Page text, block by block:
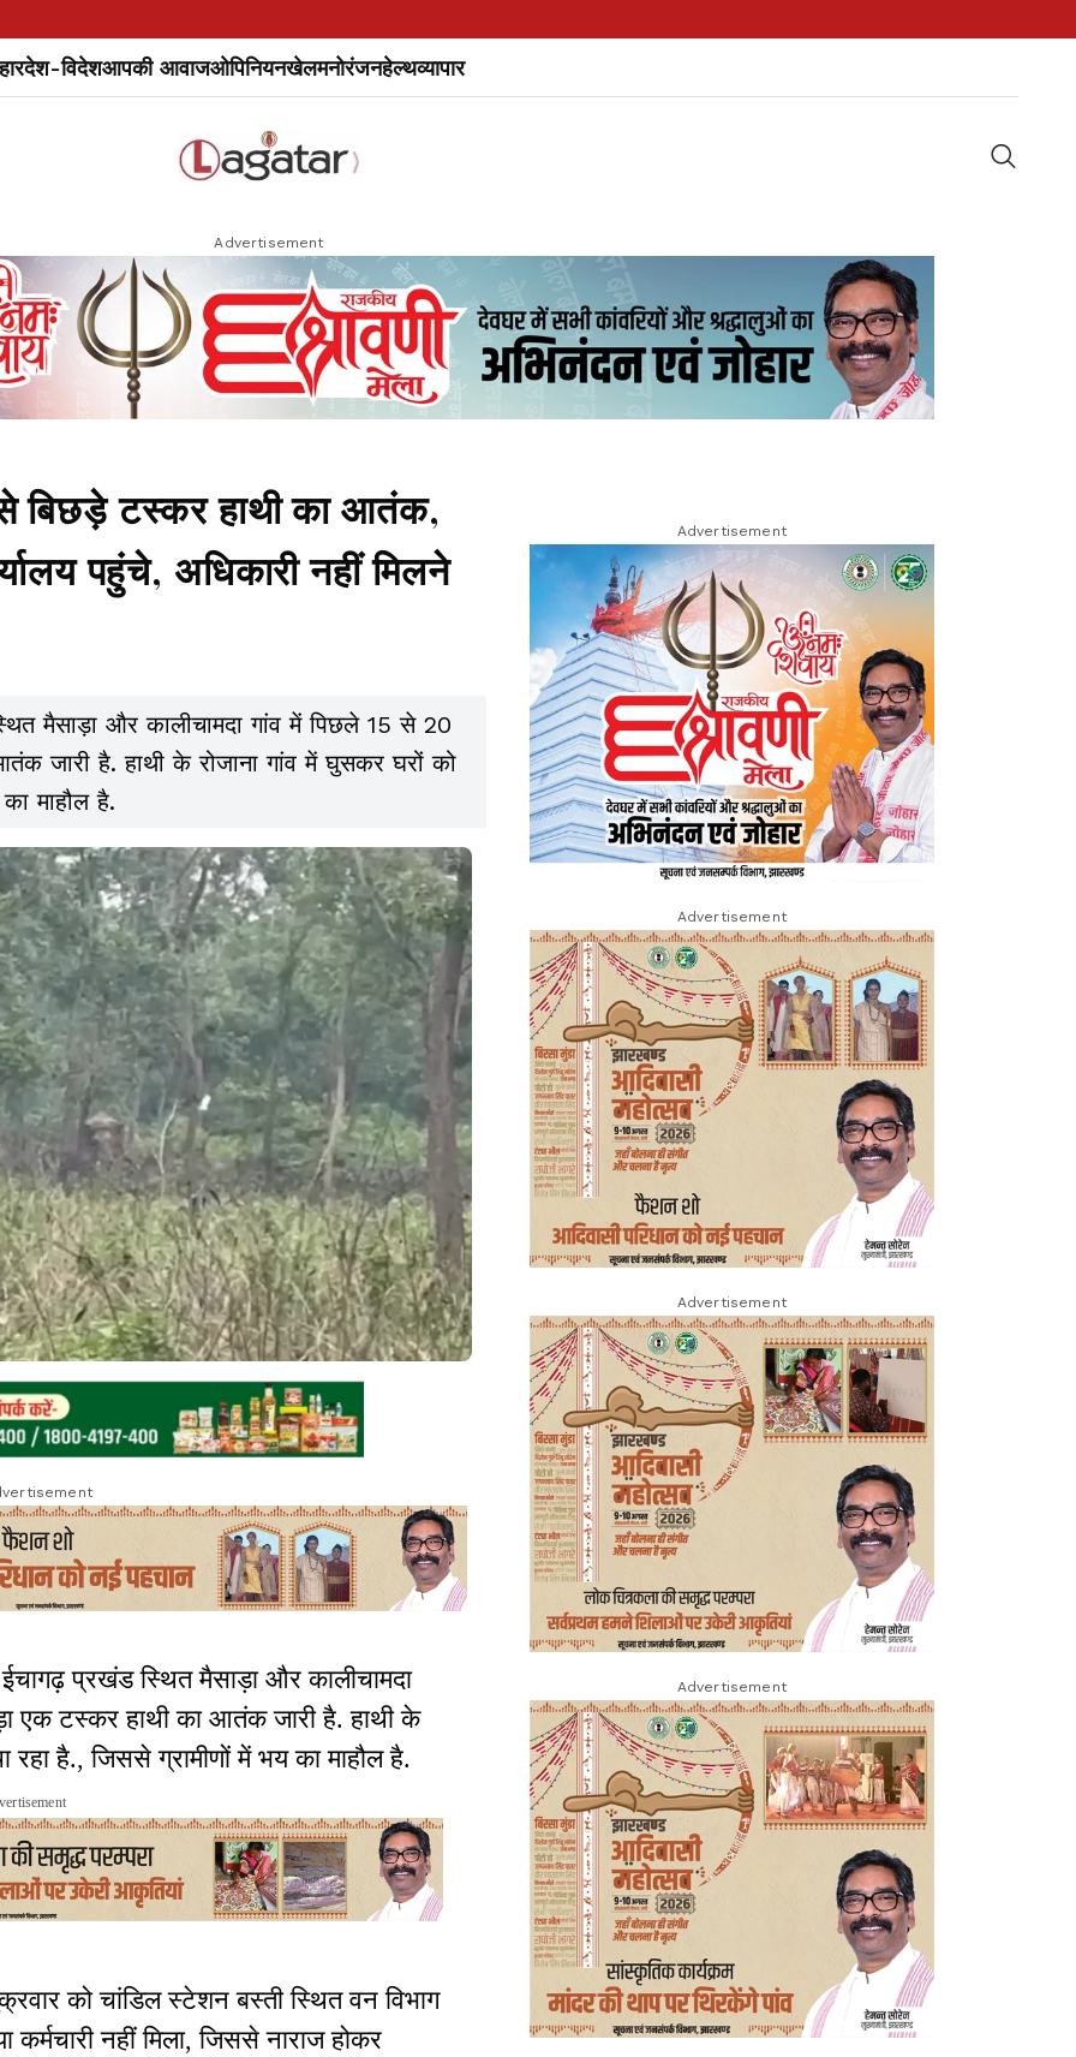
देश-विदेशआपकी आवाजओपिनियनखेलमनोरंजनहेल्थव्यापार
Advertisement
टस्कर हाथी का आतंक,
पहुंचे, अधिकारी नहीं मिलने
मैसाड़ा और कालीचामदा गांव में पिछले 15 से 20
जारी है. हाथी के रोजाना गांव में घुसकर घरों को
माहौल है.
प्रखंड स्थित मैसाड़ा और कालीचामदा
एक टस्कर हाथी का आतंक जारी है. हाथी के
है., जिससे ग्रामीणों में भय का माहौल है.
को चांडिल स्टेशन बस्ती स्थित वन विभाग
नहीं मिला, जिससे नाराज होकर
Advertisement
Advertisement
Advertisement
Advertisement